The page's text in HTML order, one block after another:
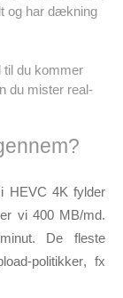
og har dækning
til du kommer
du mister real-
HEVC 4K fylder
vi 400 MB/md.
De fleste
politikker, fx